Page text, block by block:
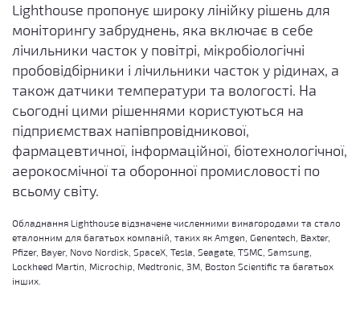
Lighthouse пропонує широку лінійку рішень для
моніторингу забруднень, яка включає в себе
лічильники часток у повітрі, мікробіологічні
пробовідбірники і лічильники часток у рідинах, а
також датчики температури та вологості. На
сьогодні цими рішеннями користуються на
підприємствах напівпровідникової,
фармацевтичної, інформаційної, біотехнологічної,
аерокосмічної та оборонної промисловості по
всьому світу.
Обладнання Lighthouse відзначене численними винагородами та стало
еталонним для багатьох компаній, таких як Amgen, Genentech, Baxter,
Pfizer, Bayer, Novo Nordisk, SpaceX, Tesla, Seagate, TSMC, Samsung,
Lockheed Martin, Microchip, Medtronic, 3M, Boston Scientific та багатьох
інших.